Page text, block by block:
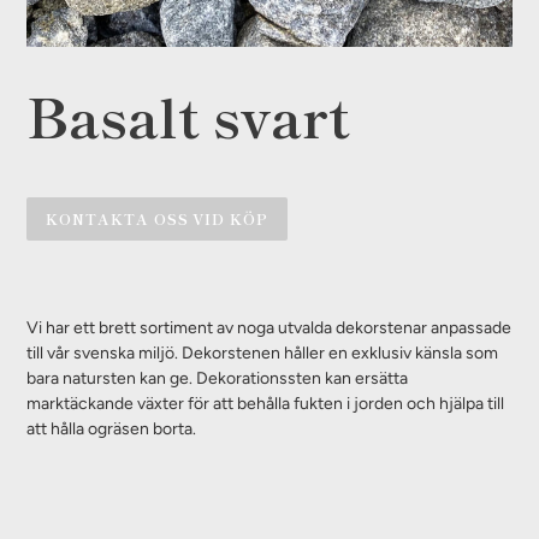
Basalt svart
KONTAKTA OSS VID KÖP
produkten
i
din
varukorg
Vi har ett brett sortiment av noga utvalda dekorstenar anpassade
till vår svenska miljö. Dekorstenen håller en exklusiv känsla som
bara natursten kan ge. Dekorationssten kan ersätta
marktäckande växter för att behålla fukten i jorden och hjälpa till
att hålla ogräsen borta.